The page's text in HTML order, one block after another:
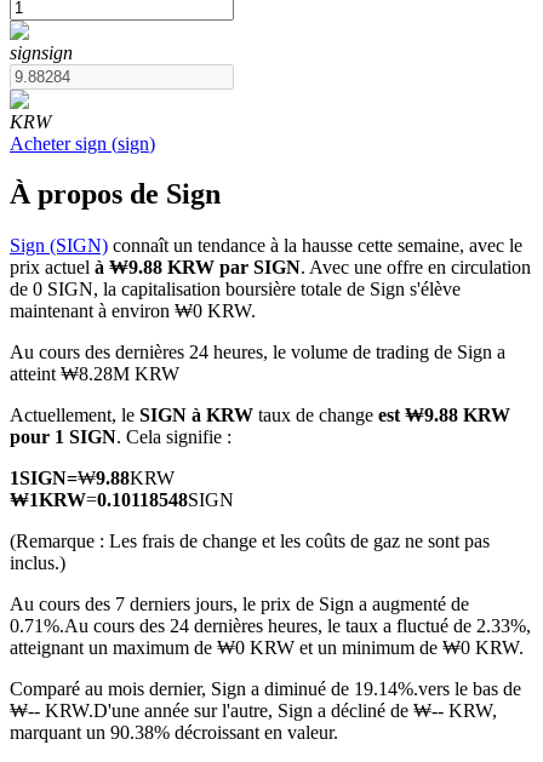
Futures COIN-M
Contrats à terme sur crypto-monnaie
TradFi
Produits dérivés sur actions, forex, métaux précieux et matières
premières
Futures USDC
signsign
KRW
Acheter sign (sign)
À propos de Sign
Sign (SIGN) connaît un tendance à la hausse cette semaine, avec le
prix actuel à ₩9.88 KRW par SIGN. Avec une offre en circulation
de 0 SIGN, la capitalisation boursière totale de Sign s'élève
maintenant à environ ₩0 KRW.
Au cours des dernières 24 heures, le volume de trading de Sign a
atteint ₩8.28M KRW
Actuellement, le SIGN à KRW taux de change est ₩9.88 KRW
pour 1 SIGN. Cela signifie :
1SIGN=₩9.88KRW
₩1KRW=0.10118548SIGN
(Remarque : Les frais de change et les coûts de gaz ne sont pas
inclus.)
Au cours des 7 derniers jours, le prix de Sign a augmenté de
0.71%.Au cours des 24 dernières heures, le taux a fluctué de 2.33%,
atteignant un maximum de ₩0 KRW et un minimum de ₩0 KRW.
Comparé au mois dernier, Sign a diminué de 19.14%.vers le bas de
₩-- KRW.D'une année sur l'autre, Sign a décliné de ₩-- KRW,
marquant un 90.38% décroissant en valeur.